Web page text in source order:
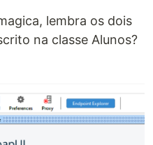
lembra os dois
na classe Alunos?